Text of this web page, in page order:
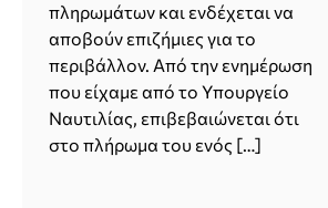
πληρωμάτων και ενδέχεται να
αποβούν επιζήμιες για το
περιβάλλον. Από την ενημέρωση
που είχαμε από το Υπουργείο
Ναυτιλίας, επιβεβαιώνεται ότι
στο πλήρωμα του ενός […]